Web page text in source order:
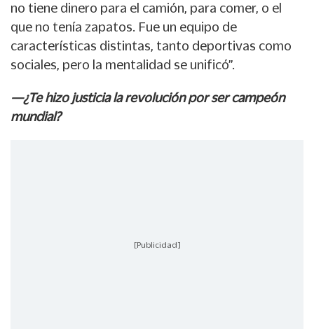
no tiene dinero para el camión, para comer, o el
que no tenía zapatos. Fue un equipo de
características distintas, tanto deportivas como
sociales, pero la mentalidad se unificó”.
—¿Te hizo justicia la revolución por ser campeón
mundial?
[Publicidad]